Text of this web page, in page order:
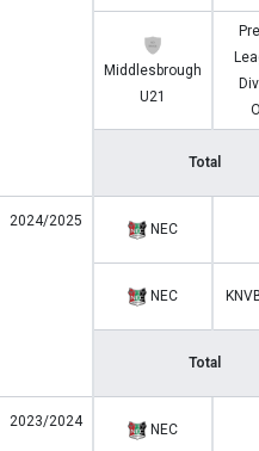
Middlesbrough
U21
Total
2024/2025 NEC
NEC
Total
2023/2024 NEC